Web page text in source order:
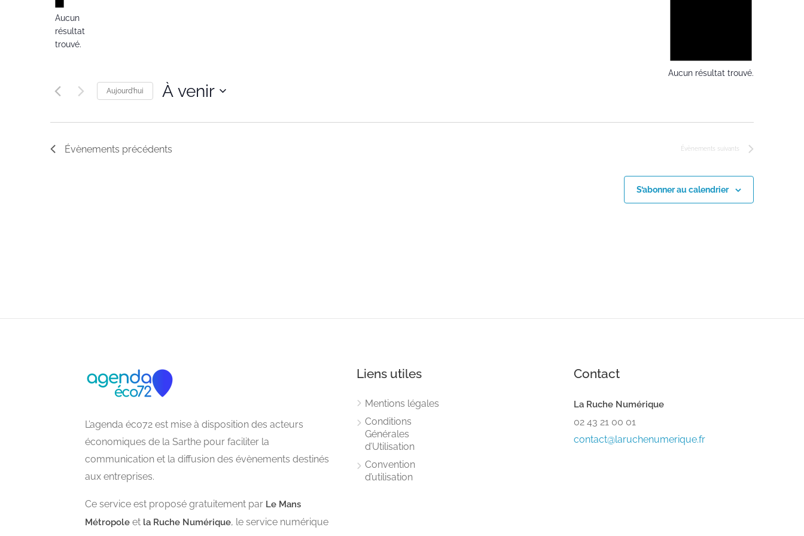
Aucun
résultat
trouvé.
Aucun résultat trouvé.
Aujourd’hui À venir
une
Évènements précédents Évènements suivants
S’abonner au calendrier
L’agenda éco72 est mise à disposition des acteurs
économiques de la Sarthe pour faciliter la
communication et la diffusion des évènements destinés
aux entreprises.
Ce service est proposé gratuitement par Le Mans
Métropole et la Ruche Numérique, le service numérique
Liens utiles
Mentions légales
Conditions
Générales
d’Utilisation
Convention
d’utilisation
Contact
La Ruche Numérique
02 43 21 00 01
contact@laruchenumerique.fr